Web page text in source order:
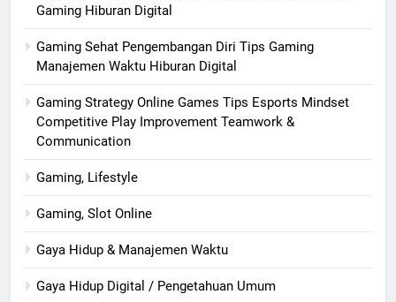
Gaming Hiburan Digital
Gaming Sehat Pengembangan Diri Tips Gaming
Manajemen Waktu Hiburan Digital
Gaming Strategy Online Games Tips Esports Mindset
Competitive Play Improvement Teamwork &
Communication
Gaming, Lifestyle
Gaming, Slot Online
Gaya Hidup & Manajemen Waktu
Gaya Hidup Digital / Pengetahuan Umum